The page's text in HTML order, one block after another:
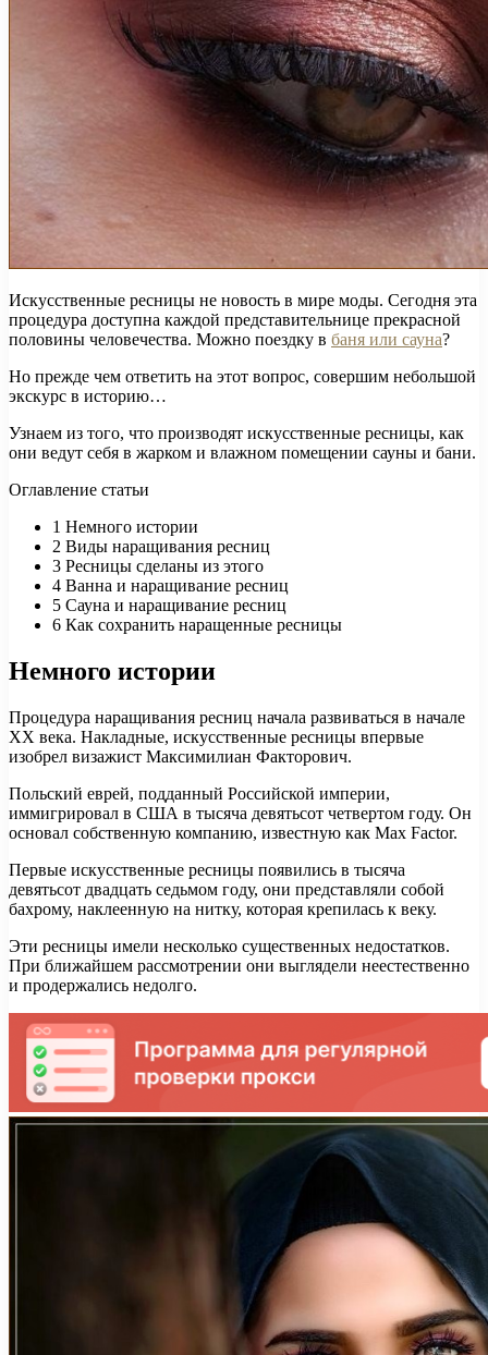
Искусственные ресницы не новость в мире моды. Сегодня эта
процедура доступна каждой представительнице прекрасной
половины человечества. Можно поездку в баня или сауна?
Но прежде чем ответить на этот вопрос, совершим небольшой
экскурс в историю…
Узнаем из того, что производят искусственные ресницы, как
они ведут себя в жарком и влажном помещении сауны и бани.
Оглавление статьи
1 Немного истории
2 Виды наращивания ресниц
3 Ресницы сделаны из этого
4 Ванна и наращивание ресниц
5 Сауна и наращивание ресниц
6 Как сохранить наращенные ресницы
Немного истории
Процедура наращивания ресниц начала развиваться в начале
ХХ века. Накладные, искусственные ресницы впервые
изобрел визажист Максимилиан Факторович.
Польский еврей, подданный Российской империи,
иммигрировал в США в тысяча девятьсот четвертом году. Он
основал собственную компанию, известную как Max Factor.
Первые искусственные ресницы появились в тысяча
девятьсот двадцать седьмом году, они представляли собой
бахрому, наклеенную на нитку, которая крепилась к веку.
Эти ресницы имели несколько существенных недостатков.
При ближайшем рассмотрении они выглядели неестественно
и продержались недолго.